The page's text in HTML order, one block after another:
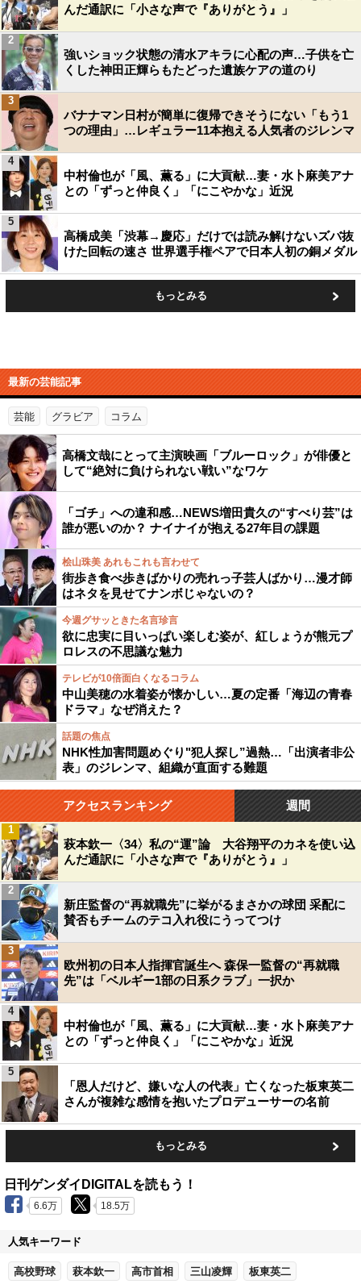
んだ通訳に「小さな声で『ありがとう』」
強いショック状態の清水アキラに心配の声…子供を亡
くした神田正輝らもたどった遺族ケアの道のり
2
バナナマン日村が簡単に復帰できそうにない「もう1
つの理由」…レギュラー11本抱える人気者のジレンマ
3
中村倫也が「風、薫る」に大貢献…妻・水卜麻美アナ
との「ずっと仲良く」「にこやかな」近況
4
高橋成美「渋幕→慶応」だけでは読み解けないズバ抜
けた回転の速さ 世界選手権ペアで日本人初の銅メダル
5
もっとみる
最新の芸能記事
芸能 グラビア コラム
高橋文哉にとって主演映画「ブルーロック」が俳優と
して“絶対に負けられない戦い”なワケ
「ゴチ」への違和感…NEWS増田貴久の“すべり芸”は
誰が悪いのか？ ナイナイが抱える27年目の課題
桧山珠美 あれもこれも言わせて
街歩き食べ歩きばかりの売れっ子芸人ばかり…漫才師
はネタを見せてナンボじゃないの？
今週グサッときた名言珍言
欲に忠実に目いっぱい楽しむ姿が、紅しょうが熊元プ
ロレスの不思議な魅力
テレビが10倍面白くなるコラム
中山美穂の水着姿が懐かしい…夏の定番「海辺の青春
ドラマ」なぜ消えた？
話題の焦点
NHK性加害問題めぐり"犯人探し”過熱…「出演者非公
表」のジレンマ、組織が直面する難題
アクセスランキング 週間
萩本欽一〈34〉私の“運”論 大谷翔平のカネを使い込
んだ通訳に「小さな声で『ありがとう』」
1
新庄監督の“再就職先”に挙がるまさかの球団 采配に
賛否もチームのテコ入れ役にうってつけ
2
欧州初の日本人指揮官誕生へ 森保一監督の“再就職
先”は「ベルギー1部の日系クラブ」一択か
3
中村倫也が「風、薫る」に大貢献…妻・水卜麻美アナ
との「ずっと仲良く」「にこやかな」近況
4
「恩人だけど、嫌いな人の代表」亡くなった板東英二
さんが複雑な感情を抱いたプロデューサーの名前
5
もっとみる
日刊ゲンダイDIGITALを読もう！
6.6万 18.5万
人気キーワード
高校野球 萩本欽一 高市首相 三山凌輝 板東英二